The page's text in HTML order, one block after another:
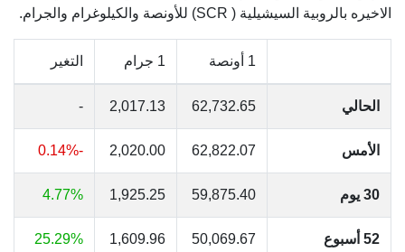
الاخيره بالروبية السيشيلية ( SCR) للأونصة والكيلوغرام والجرام.
1 أونصة 1 جرام التغير
الحالي 62,732.65
2,017.13
-
الأمس 62,822.07
2,020.00
-0.14%
30 يوم 59,875.40
1,925.25
4.77%
52 أسبوع 50,069.67
1,609.96
25.29%